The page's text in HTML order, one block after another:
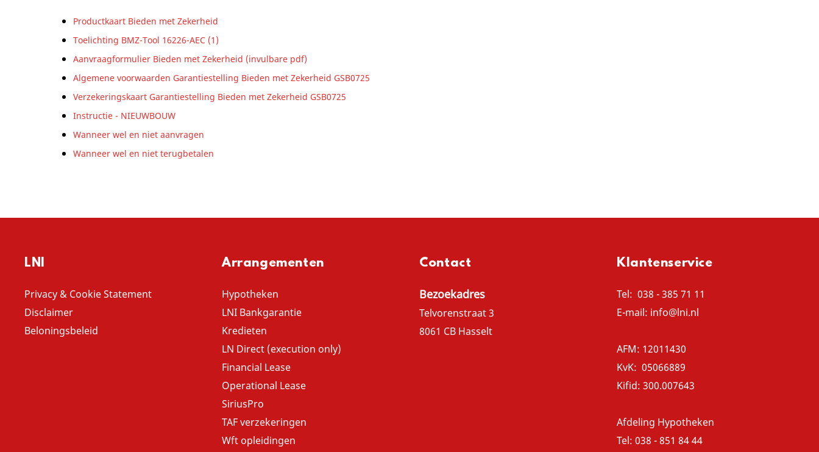
Productkaart Bieden met Zekerheid
Toelichting BMZ-Tool 16226-AEC (1)
Aanvraagformulier Bieden met Zekerheid (invulbare pdf)
Algemene voorwaarden Garantiestelling Bieden met Zekerheid GSB0725
Verzekeringskaart Garantiestelling Bieden met Zekerheid GSB0725
Instructie - NIEUWBOUW
Wanneer wel en niet aanvragen
Wanneer wel en niet terugbetalen
LNI
Privacy & Cookie Statement
Disclaimer
Beloningsbeleid
Arrangementen
Hypotheken
LNI Bankgarantie
Kredieten
LN Direct (execution only)
Financial Lease
Operational Lease
SiriusPro
TAF verzekeringen
Wft opleidingen
Contact
Bezoekadres
Telvorenstraat 3
8061 CB Hasselt
Klantenservice
Tel:038 - 385 71 11
E-mail: info@lni.nl
AFM: 12011430
KvK: 05066889
Kifid: 300.007643
Afdeling Hypotheken
Tel:038 - 851 84 44